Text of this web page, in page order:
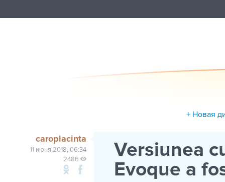
+ Новая
caroplacinta
11 июня 2018, 06:34
2486
Versiunea
Evoque a